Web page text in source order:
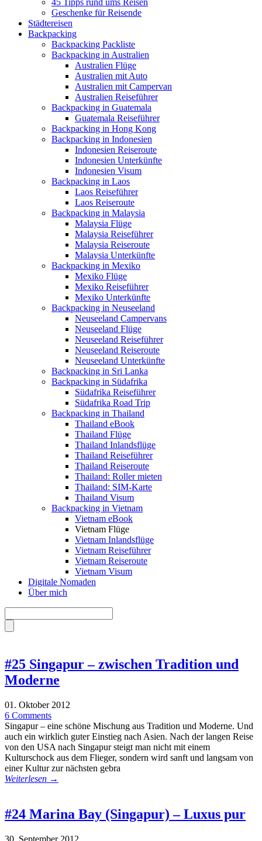
45 Tipps rund ums Reisen
Geschenke für Reisende
Städtereisen
Backpacking
Backpacking Packliste
Backpacking in Australien
Australien Flüge
Australien mit Auto
Australien mit Campervan
Australien Reiseführer
Backpacking in Guatemala
Guatemala Reiseführer
Backpacking in Hong Kong
Backpacking in Indonesien
Indonesien Reiseroute
Indonesien Unterkünfte
Indonesien Visum
Backpacking in Laos
Laos Reiseführer
Laos Reiseroute
Backpacking in Malaysia
Malaysia Flüge
Malaysia Reiseführer
Malaysia Reiseroute
Malaysia Unterkünfte
Backpacking in Mexiko
Mexiko Flüge
Mexiko Reiseführer
Mexiko Unterkünfte
Backpacking in Neuseeland
Neuseeland Campervans
Neuseeland Flüge
Neuseeland Reiseführer
Neuseeland Reiseroute
Neuseeland Unterkünfte
Backpacking in Sri Lanka
Backpacking in Südafrika
Südafrika Reiseführer
Südafrika Road Trip
Backpacking in Thailand
Thailand eBook
Thailand Flüge
Thailand Inlandsflüge
Thailand Reiseführer
Thailand Reiseroute
Thailand: Roller mieten
Thailand: SIM-Karte
Thailand Visum
Backpacking in Vietnam
Vietnam eBook
Vietnam Flüge
Vietnam Inlandsflüge
Vietnam Reiseführer
Vietnam Reiseroute
Vietnam Visum
Digitale Nomaden
Über mich
#25 Singapur – zwischen Tradition und
Moderne
01. Oktober 2012
6 Comments
Singapur – eine schöne Mischung aus Tradition und Moderne. Und
auch ein wirklich guter Einstieg nach Asien. Nach der langen Reise
von den USA nach Singapur steigt man nicht mit einem
Kulturschock aus dem Flieger, sondern wird sanft und langsam von
einer Kultur zur nächsten gebra
Weiterlesen →
#24 Marina Bay (Singapur) – Luxus pur
30. September 2012